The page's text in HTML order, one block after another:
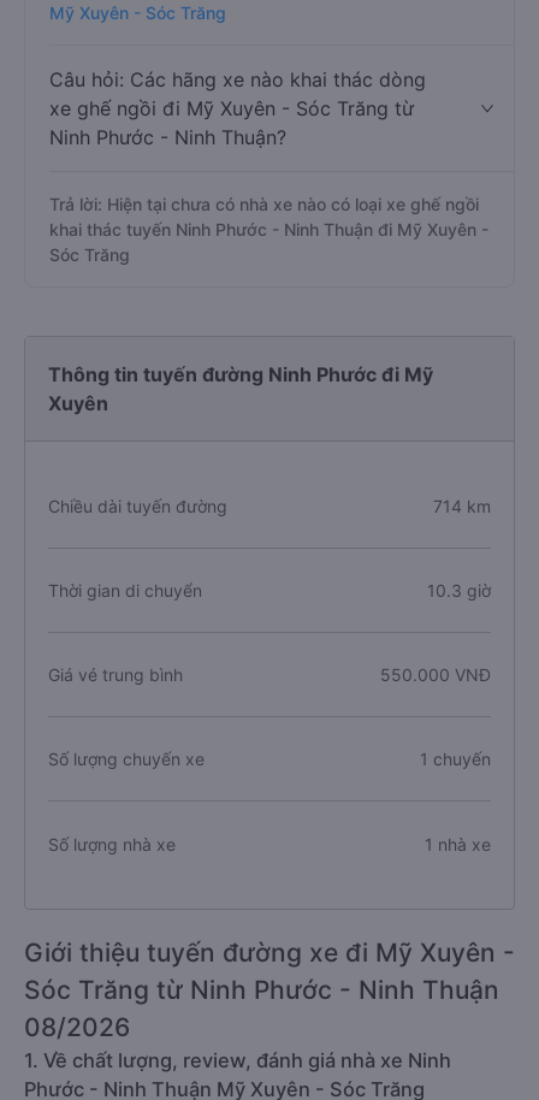
Mỹ Xuyên - Sóc Trăng
Câu hỏi: Các hãng xe nào khai thác dòng
xe ghế ngồi đi Mỹ Xuyên - Sóc Trăng từ
Ninh Phước - Ninh Thuận?
Trả lời: Hiện tại chưa có nhà xe nào có loại xe ghế ngồi
khai thác tuyến Ninh Phước - Ninh Thuận đi Mỹ Xuyên -
Sóc Trăng
Thông tin tuyến đường Ninh Phước đi Mỹ
Xuyên
Chiều dài tuyến đường 714 km
Thời gian di chuyển 10.3 giờ
Giá vé trung bình 550.000 VNĐ
Số lượng chuyến xe 1 chuyến
Số lượng nhà xe 1 nhà xe
Giới thiệu tuyến đường xe đi Mỹ Xuyên -
Sóc Trăng từ Ninh Phước - Ninh Thuận
08/2026
1. Về chất lượng, review, đánh giá nhà xe Ninh
Phước - Ninh Thuận Mỹ Xuyên - Sóc Trăng